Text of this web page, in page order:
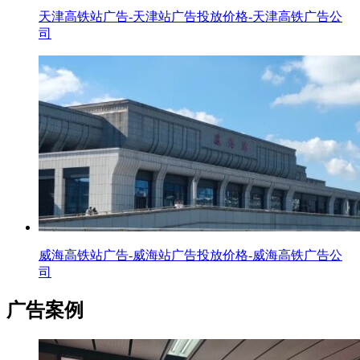
天津高铁站广告-天津站广告投放价格-天津高铁广告公
司
威海高铁站广告-威海站广告投放价格-威海高铁广告公
司
广告案例